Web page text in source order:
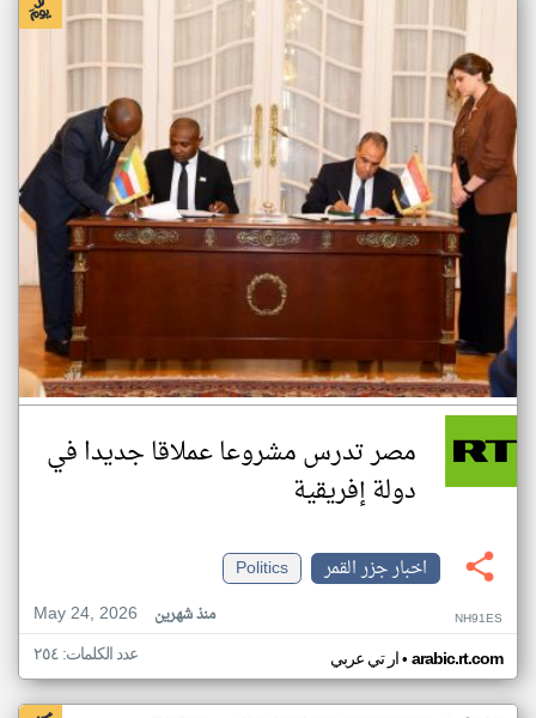
مصر تدرس مشروعا عملاقا جديدا في
دولة إفريقية
اخبار جزر القمر
Politics
May 24, 2026
منذ شهرين NH91ES
ار تي عربي• arabic.rt.com عدد الكلمات: ٢٥٤